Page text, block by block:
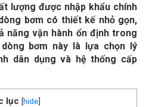
lượng được nhập khẩu chính
bơm có thiết kế nhỏ gọn,
năng vận hành ổn định trong
bơm này là lựa chọn lý
dân dụng và hệ thống cấp
lục [hide]